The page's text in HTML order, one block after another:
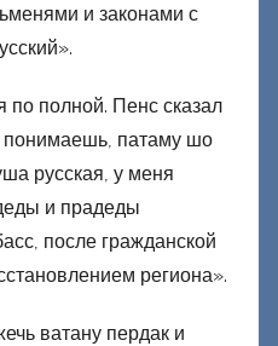
и законами с
по полной. Пенс сказал
понимаешь, патаму шо
русская, у меня
и прадеды
после гражданской
региона».
ватану пердак и